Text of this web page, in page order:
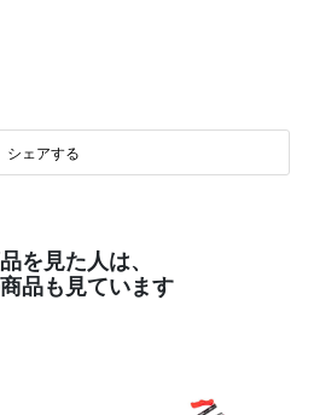
シェアする
を見た人は、
品も見ています